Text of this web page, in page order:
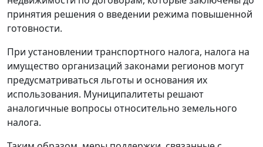
принятия решения о введении режима повышенной
готовности.
При установлении транспортного налога, налога на
имущество организаций законами регионов могут
предусматриваться льготы и основания их
использования. Муниципалитеты решают
аналогичные вопросы относительно земельного
налога.